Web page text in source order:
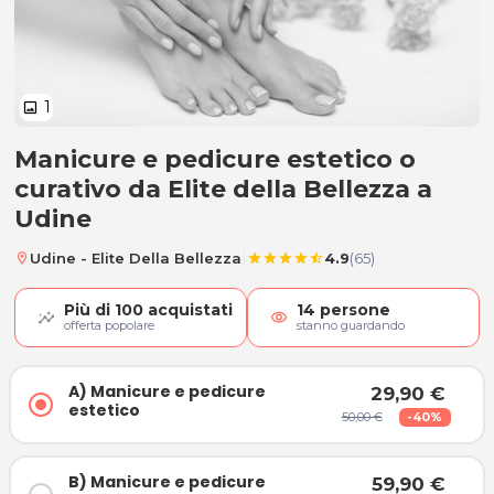
image 1
A) Manicure e pedicure estetico
Manicure e pedicure estetico o
curativo da Elite della Bellezza a
Udine
location_on Udine - Elite Della Bellezza starstarstarstarstar_half4.9(65)
Più di 100 acquistati
offerta popolare visibility 14 persone
stanno guardando
A) Manicure e pedicure
estetico
29,90 €
50,00 € -40%
B) Manicure e pedicure
59,90 €